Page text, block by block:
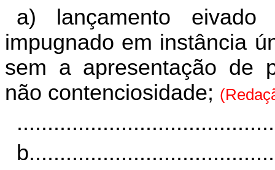
a) lançamento
impugnado em instância
sem a apresentação de
não contenciosidade;
b